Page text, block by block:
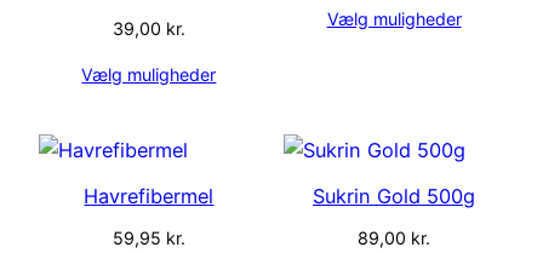
39,00 kr.
Vælg muligheder
Vælg muligheder
Havrefibermel
59,95 kr.
Sukrin Gold 500g
89,00 kr.